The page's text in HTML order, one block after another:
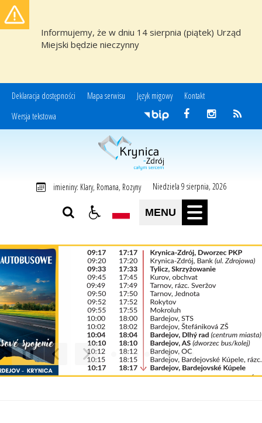
Informujemy, że w dniu 14 sierpnia (piątek) Urząd
Miejski będzie nieczynny
Deklaracja dostępności Mapa serwisu Język migowy
Kontakt
Wersja tekstowa
Miasto i Gmina Uzdrowiskowa Krynica-Zdrój
imieniny: Klary, Romana, Rozyny Niedziela 9 sierpnia, 2026
MENU
Poprzedni Element
Następny Element
❚❚